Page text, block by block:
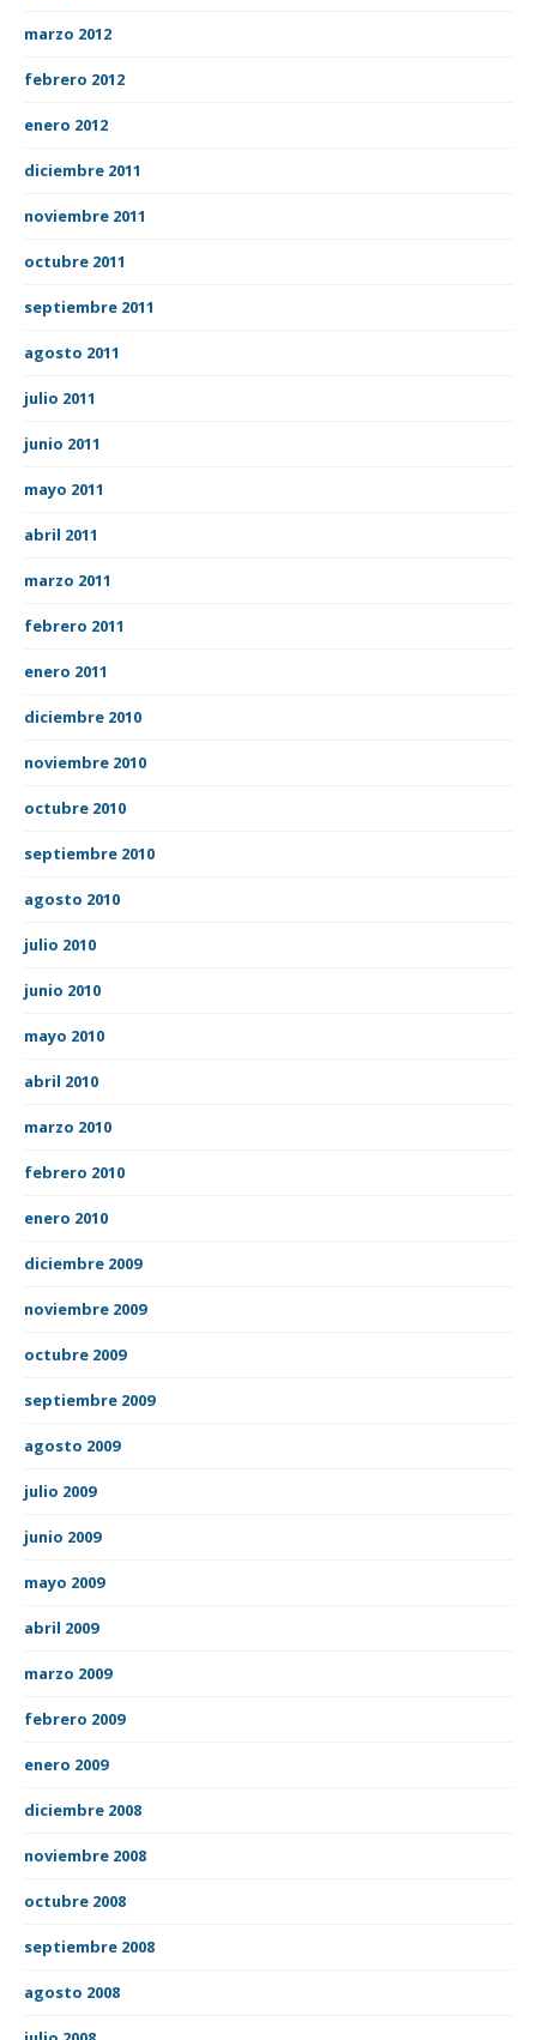
marzo 2012
febrero 2012
enero 2012
diciembre 2011
noviembre 2011
octubre 2011
septiembre 2011
agosto 2011
julio 2011
junio 2011
mayo 2011
abril 2011
marzo 2011
febrero 2011
enero 2011
diciembre 2010
noviembre 2010
octubre 2010
septiembre 2010
agosto 2010
julio 2010
junio 2010
mayo 2010
abril 2010
marzo 2010
febrero 2010
enero 2010
diciembre 2009
noviembre 2009
octubre 2009
septiembre 2009
agosto 2009
julio 2009
junio 2009
mayo 2009
abril 2009
marzo 2009
febrero 2009
enero 2009
diciembre 2008
noviembre 2008
octubre 2008
septiembre 2008
agosto 2008